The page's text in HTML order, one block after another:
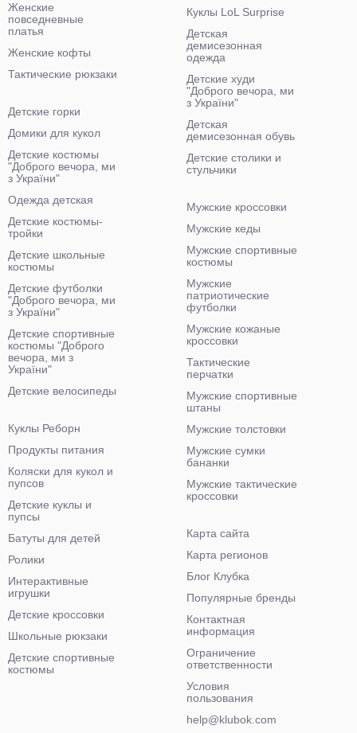
Женские
повседневные
платья
Женские кофты
Тактические рюкзаки
Куклы LoL Surprise
Детская
демисезонная
одежда
Детские худи
"Доброго вечора, ми
з України"
Детская
демисезонная обувь
Детские столики и
стульчики
Детские горки
Домики для кукол
Детские костюмы
"Доброго вечора, ми
з України"
Одежда детская
Детские костюмы-
тройки
Детские школьные
костюмы
Детские футболки
"Доброго вечора, ми
з України"
Детские спортивные
костюмы "Доброго
вечора, ми з
України"
Детские велосипеды
Мужские кроссовки
Мужские кеды
Мужские спортивные
костюмы
Мужские
патриотические
футболки
Мужские кожаные
кроссовки
Тактические
перчатки
Мужские спортивные
штаны
Мужские толстовки
Мужские сумки
бананки
Мужские тактические
кроссовки
Куклы Реборн
Продукты питания
Коляски для кукол и
пупсов
Детские куклы и
пупсы
Батуты для детей
Ролики
Интерактивные
игрушки
Детские кроссовки
Школьные рюкзаки
Детские спортивные
костюмы
Карта сайта
Карта регионов
Блог Клубка
Популярные бренды
Контактная
информация
Ограничение
ответственности
Условия
пользования
help@klubok.com